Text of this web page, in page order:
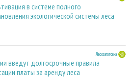
в системе полного
экологической системы леса
Лесозаготовка
введут долгосрочные правила
платы за аренду леса